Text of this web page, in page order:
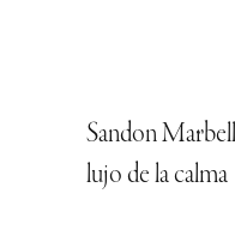
Sandon
lujo de la calma